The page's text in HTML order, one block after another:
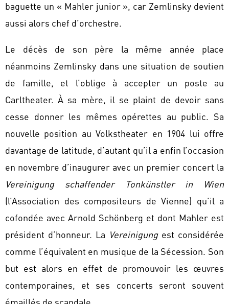
baguette un « Mahler junior », car Zemlinsky devient
aussi alors chef d’orchestre.
Le décès de son père la même année place
néanmoins Zemlinsky dans une situation de soutien
de famille, et l’oblige à accepter un poste au
Carltheater. À sa mère, il se plaint de devoir sans
cesse donner les mêmes opérettes au public. Sa
nouvelle position au Volkstheater en 1904 lui offre
davantage de latitude, d’autant qu’il a enfin l’occasion
en novembre d’inaugurer avec un premier concert la
Vereinigung schaffender Tonkünstler in Wien
(l’Association des compositeurs de Vienne) qu’il a
cofondée avec Arnold Schönberg et dont Mahler est
président d’honneur. La Vereinigungest considérée
comme l’équivalent en musique de la Sécession. Son
but est alors en effet de promouvoir les œuvres
contemporaines, et ses concerts seront souvent